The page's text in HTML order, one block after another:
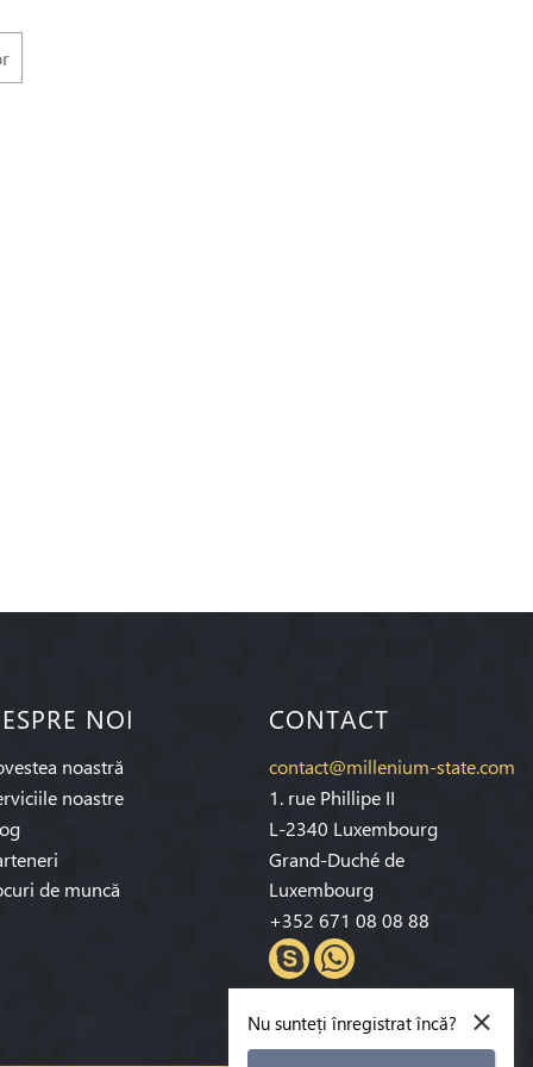
NOI
noastră
noastre
de muncă
CONTACT
contact@millenium-state.com
1. rue Phillipe II
L-2340 Luxembourg
Grand-Duché de
Luxembourg
+352 671 08 08 88
×
Nu sunteți înregistrat încă?